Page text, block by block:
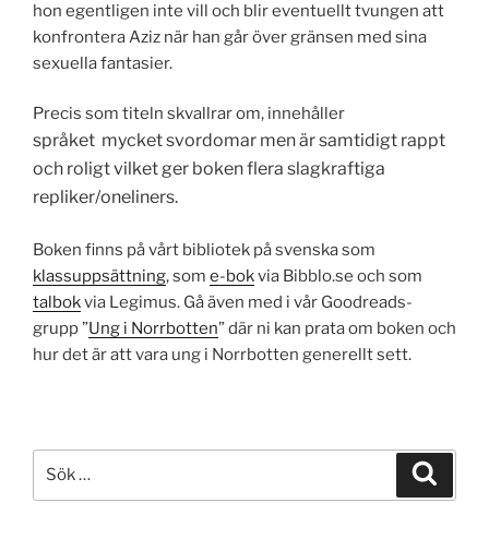
hon egentligen inte vill och blir eventuellt tvungen att
konfrontera Aziz när han går över gränsen med sina
sexuella fantasier.
Precis som titeln skvallrar om, innehåller
språket mycket svordomar men är samtidigt rappt
och roligt vilket ger boken flera slagkraftiga
repliker/oneliners.
Boken finns på vårt bibliotek på svenska som
klassuppsättning, som e-bokvia Bibblo.se och som
talbokvia Legimus. Gå även med i vår Goodreads-
grupp ”Ung i Norrbotten” där ni kan prata om boken och
hur det är att vara ung i Norrbotten generellt sett.
efter: